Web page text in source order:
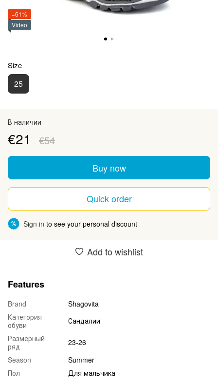
−61%
Video
Size
25
В наличии
€21 €54
Buy now
Quick order
% Sign in to see your personal discount
Add to wishlist
Features
Brand
Shagovita
Категория
обуви
Сандалии
Размерный
ряд
23-26
Season
Summer
Пол
Для мальчика